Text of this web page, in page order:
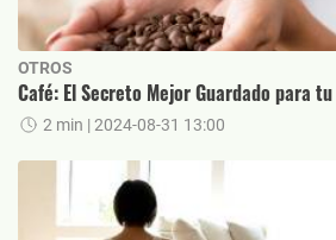
OTROS
Café: El Secreto Mejor Guardado para
2 min | 2024-08-31 13:00